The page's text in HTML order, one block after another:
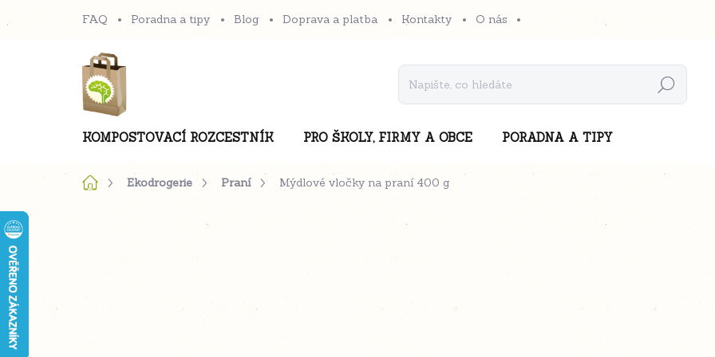
na
FAQ Poradna a tipy Blog Doprava a platba Kontakty O nás
Hledat
KOMPOSTOVACÍ ROZCESTNÍK PRO ŠKOLY, FIRMY A OBCE PORADNA A TIPY
DomůEkodrogerie Praní Mýdlové vločky na praní 400 g